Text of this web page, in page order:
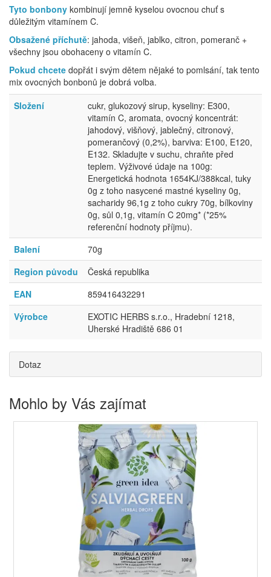
Tyto bonbony kombinují jemně kyselou ovocnou chuť s
důležitým vitamínem C.
Obsažené příchutě: jahoda, višeň, jablko, citron, pomeranč +
všechny jsou obohaceny o vitamín C.
Pokud chcete dopřát i svým dětem nějaké to pomlsání, tak tento
mix ovocných bonbonů je dobrá volba.
Složení
cukr, glukozový sirup, kyseliny: E300,
vitamín C, aromata, ovocný koncentrát:
jahodový, višňový, jablečný, citronový,
pomerančový (0,2%), barviva: E100, E120,
E132. Skladujte v suchu, chraňte před
teplem. Výživové údaje na 100g:
Energetická hodnota 1654KJ/388kcal, tuky
0g z toho nasycené mastné kyseliny 0g,
sacharidy 96,1g z toho cukry 70g, bílkoviny
0g, sůl 0,1g, vitamín C 20mg* (*25%
referenční hodnoty příjmu).
Balení
70g
Region původu
Česká republika
EAN
859416432291
Výrobce
EXOTIC HERBS s.r.o., Hradební 1218,
Uherské Hradiště 686 01
Dotaz
Mohlo by Vás zajímat